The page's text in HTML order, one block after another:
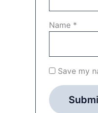
Name *
Save my